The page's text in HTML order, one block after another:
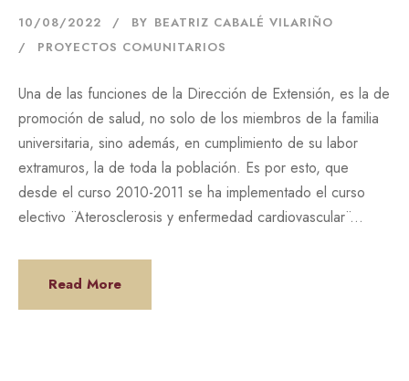
10/08/2022 BY BEATRIZ CABALÉ VILARIÑO
PROYECTOS COMUNITARIOS
Una de las funciones de la Dirección de Extensión, es la de
promoción de salud, no solo de los miembros de la familia
universitaria, sino además, en cumplimiento de su labor
extramuros, la de toda la población. Es por esto, que
desde el curso 2010-2011 se ha implementado el curso
electivo ¨Aterosclerosis y enfermedad cardiovascular¨...
Read More